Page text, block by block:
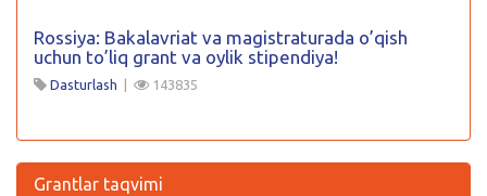
Rossiya: Bakalavriat va magistraturada o’qish
uchun to’liq grant va oylik stipendiya!
Dasturlash 143835
Grantlar taqvimi